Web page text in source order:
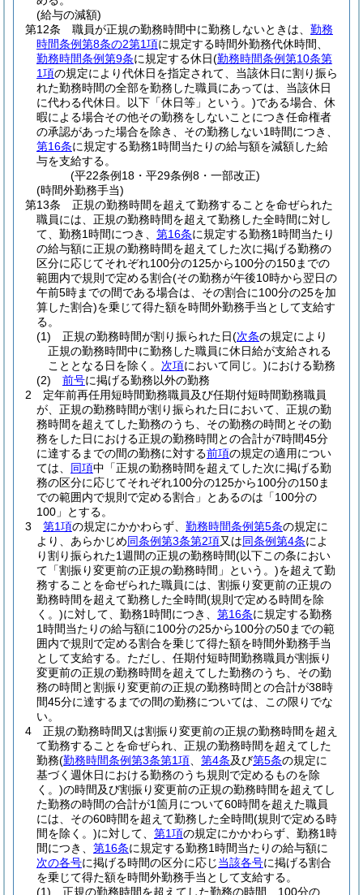
(給与の減額)
第12条
職員が正規の勤務時間中に勤務しないときは、 勤務
時間条例第8条の2第1項に規定する時間外勤務代休時間、
勤務時間条例第9条に規定する休日(勤務時間条例第10条第
1項の規定により代休日を指定されて、当該休日に割り振ら
れた勤務時間の全部を勤務した職員にあっては、当該休日
に代わる代休日。以下「休日等」という。)である場合、休
暇による場合その他その勤務をしないことにつき任命権者
の承認があった場合を除き、その勤務しない1時間につき、
第16条に規定する勤務1時間当たりの給与額を減額した給
与を支給する。
(平22条例18・平29条例8・一部改正)
(時間外勤務手当)
第13条
正規の勤務時間を超えて勤務することを命ぜられた
職員には、正規の勤務時間を超えて勤務した全時間に対し
て、勤務1時間につき、 第16条に規定する勤務1時間当たり
の給与額に正規の勤務時間を超えてした次に掲げる勤務の
区分に応じてそれぞれ100分の125から100分の150までの
範囲内で規則で定める割合(その勤務が午後10時から翌日の
午前5時までの間である場合は、その割合に100分の25を加
算した割合)を乗じて得た額を時間外勤務手当として支給す
る。
(1)
正規の勤務時間が割り振られた日(次条の規定により
正規の勤務時間中に勤務した職員に休日給が支給される
こととなる日を除く。 次項において同じ。)における勤務
(2)
前号に掲げる勤務以外の勤務
2
定年前再任用短時間勤務職員及び任期付短時間勤務職員
が、正規の勤務時間が割り振られた日において、正規の勤
務時間を超えてした勤務のうち、その勤務の時間とその勤
務をした日における正規の勤務時間との合計が7時間45分
に達するまでの間の勤務に対する前項の規定の適用につい
ては、 同項中「正規の勤務時間を超えてした次に掲げる勤
務の区分に応じてそれぞれ100分の125から100分の150ま
での範囲内で規則で定める割合」とあるのは「100分の
100」とする。
3
第1項の規定にかかわらず、 勤務時間条例第5条の規定に
より、あらかじめ同条例第3条第2項又は同条例第4条によ
り割り振られた1週間の正規の勤務時間(以下この条におい
て「割振り変更前の正規の勤務時間」という。)を超えて勤
務することを命ぜられた職員には、割振り変更前の正規の
勤務時間を超えて勤務した全時間(規則で定める時間を除
く。)に対して、勤務1時間につき、 第16条に規定する勤務
1時間当たりの給与額に100分の25から100分の50までの範
囲内で規則で定める割合を乗じて得た額を時間外勤務手当
として支給する。 ただし、任期付短時間勤務職員が割振り
変更前の正規の勤務時間を超えてした勤務のうち、その勤
務の時間と割振り変更前の正規の勤務時間との合計が38時
間45分に達するまでの間の勤務については、この限りでな
い。
4
正規の勤務時間又は割振り変更前の正規の勤務時間を超え
て勤務することを命ぜられ、正規の勤務時間を超えてした
勤務(勤務時間条例第3条第1項 第4条及び第5条の規定に
基づく週休日における勤務のうち規則で定めるものを除
く。)の時間及び割振り変更前の正規の勤務時間を超えてし
た勤務の時間の合計が1箇月について60時間を超えた職員
には、その60時間を超えて勤務した全時間(規則で定める時
間を除く。)に対して、 第1項の規定にかかわらず、勤務1時
間につき、 第16条に規定する勤務1時間当たりの給与額に
次の各号に掲げる時間の区分に応じ当該各号に掲げる割合
を乗じて得た額を時間外勤務手当として支給する。
(1)
正規の勤務時間を超えてした勤務の時間 100分の